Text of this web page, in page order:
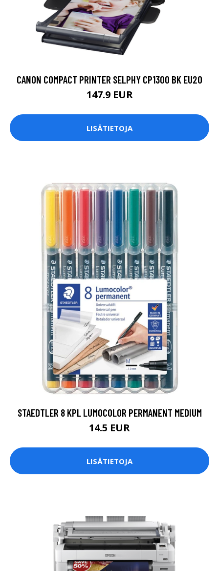
CANON COMPACT PRINTER SELPHY CP1300 BK EU20
147.9 EUR
LISÄTIETOJA
STAEDTLER 8 KPL LUMOCOLOR PERMANENT MEDIUM
14.5 EUR
LISÄTIETOJA